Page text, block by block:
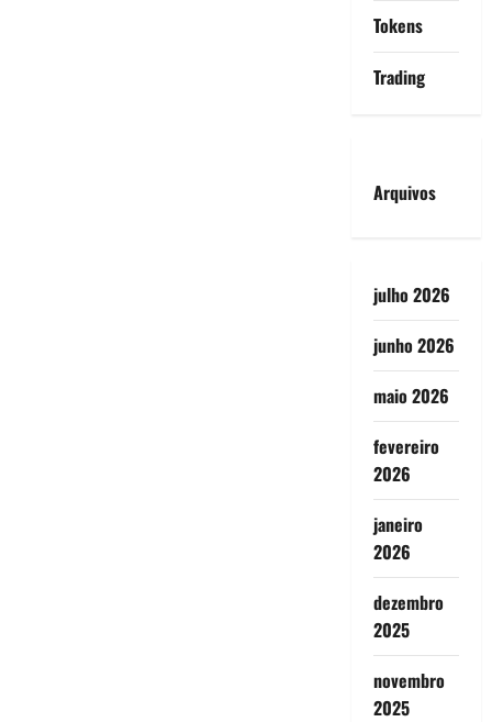
Tokens
Trading
Arquivos
julho 2026
junho 2026
maio 2026
fevereiro
2026
janeiro
2026
dezembro
2025
novembro
2025